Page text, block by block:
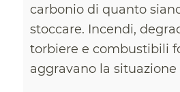
carbonio di quanto
stoccare. Incendi,
torbiere e combustibili
aggravano la situazione